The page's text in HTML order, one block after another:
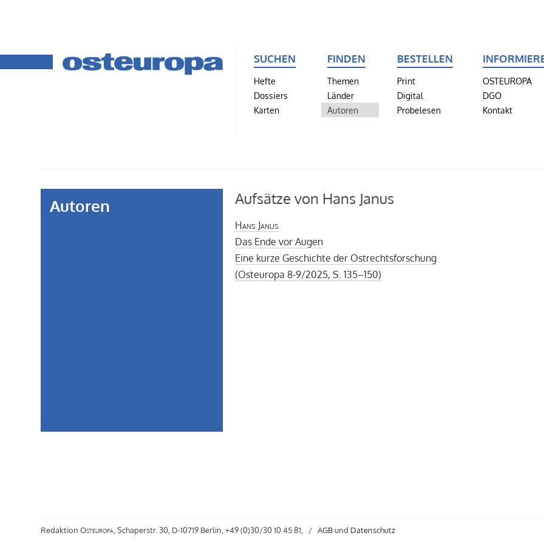
SUCHEN
Hefte
Dossiers
Karten
FINDEN
Themen
Länder
Autoren
BESTELLEN
Print
Digital
Probelesen
OSTEUROPA
DGO
Kontakt
Autoren Aufsätze von Hans Janus
Hans Janus
Das Ende vor Augen
Eine kurze Geschichte der Ostrechtsforschung
(Osteuropa 8-9/2025, S. 135–150)
RedaktionOsteuropa , Schaperstr. 30, D-10719 Berlin, +49 (0)30/30 10 45 81, /AGBund Datenschutz